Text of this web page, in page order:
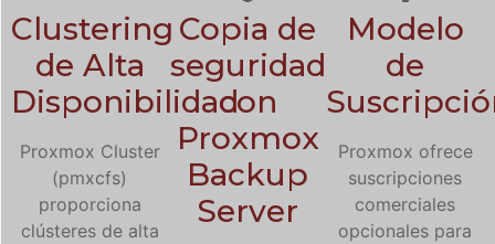
Clustering
de Alta
Disponibilidad
Proxmox Cluster
(pmxcfs)
proporciona
clústeres de alta
Copia de
seguridad
con
Proxmox
Backup
Server
Modelo
de
Proxmox ofrece
suscripciones
comerciales
opcionales para